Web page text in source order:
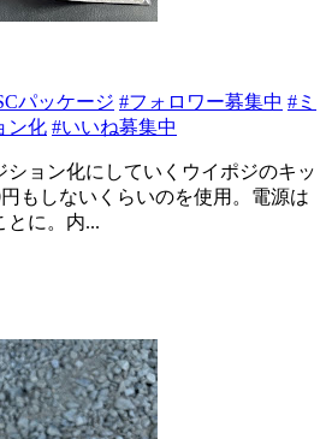
パッケージ #フォロワー募集中 #ミ
ン化 #いいね募集中
ション化にしていくウイポジのキッ
円もしないくらいのを使用。電源は
とに。内...